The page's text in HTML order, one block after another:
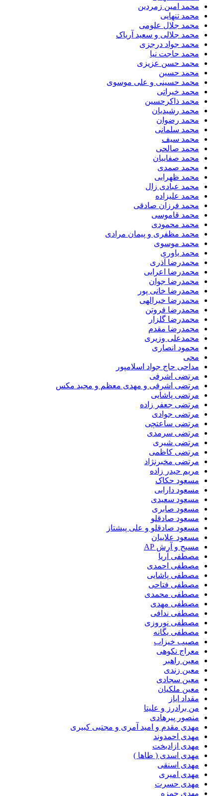
محمد امین زمردین
محمد تنهایی
محمد جلال علومی
محمد جلالی و سعید آریاک
محمد جواد درجزی
محمد حاجت نیا
محمد حسن عزیزی
محمد حسین
محمد حسینی و علی موسوی
محمد خیراتی
محمد ذاکرحسین
محمد رشیدیان
محمد رضوان
محمد سلمانی
محمد سیف
محمد صالحی
محمد صفاییان
محمد صمدی
محمد ظهرابی
محمد عبادی زال
محمد علیزاده
محمد فرزان صادقی
محمد قاموسی
محمد محمودی
محمد مظفری و پیمان مرادی
محمد موسوی
محمد یاوری
محمدرضا آذری
محمدرضا اعرابی
محمدرضا جوان
محمدرضا خانی پور
محمدرضا خیرالهی
محمدرضا فروتن
محمدرضا گلزار
محمدرضا مقدم
محمدعلی وزیری
محمود انصاری
محی
مداحی حاج جواد اسلامپور
مرتضی اشرفی
مرتضی اشرفی و مهدی معظم و مجید مکس
مرتضی پاشایی
مرتضی جعفر زاده
مرتضی جوادی
مرتضی ساعتچی
مرتضی سرمدی
مرتضی شیری
مرتضی کاظمی
مرتضی مخبرنژاد
مریم حیدر زاده
مسعود حکاک
مسعود دارابی
مسعود سعیدی
مسعود صابری
مسعود صادقلو
مسعود صادقلو و علی پیشتاز
مسعود علاییان
مسیح و آرش AP
مصطفی آریا
مصطفی احمدی
مصطفی پاشایی
مصطفی فتاحی
مصطفی محمدی
مصطفی مهدی
مصطفی ندافی
مصطفی نوروزی
مصطفی یگانه
مصیب خیزاب
معراج نکوهی
معین راهبر
معین زندی
معین سجادی
معین ملکیان
مقداد ایاز
من برادرز و علیتا
منصور پیرهادی
مهدى مقدم و امید آمرى و مجتبى کبیرى
مهدی احمدوند
مهدی ازادبخت
مهدی اسدی ( طاها )
مهدی اسنقی
مهدی امیری
مهدی حسرت
مهدی حمزه